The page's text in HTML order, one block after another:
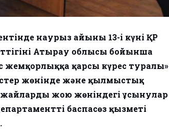
наурыз айының 13-і күні ҚР
Атырау облысы бойынша
жемқорлыққа қарсы күрес туралы»
жөнінде және қылмыстық
жою жөніндегі ұсынулар
баспасөз қызметі